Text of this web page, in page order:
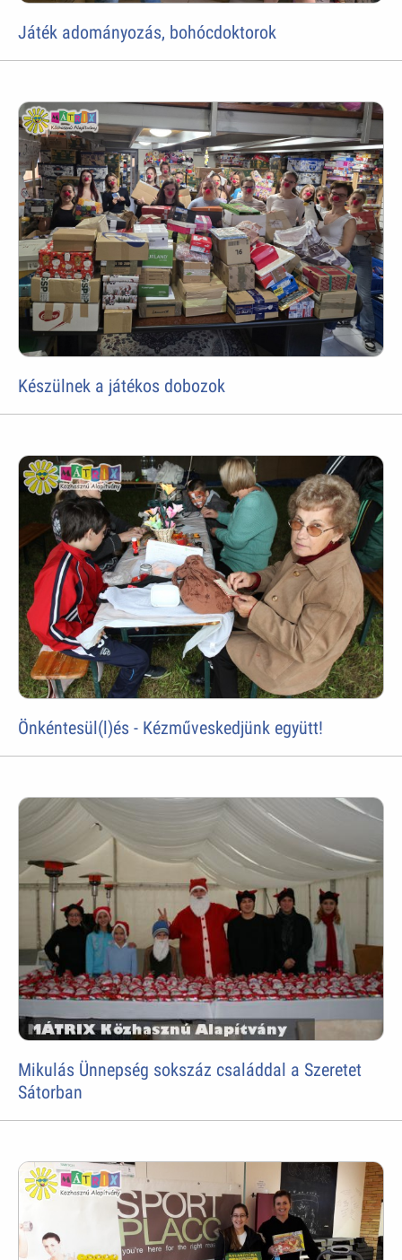
Játék adományozás, bohócdoktorok
Készülnek a játékos dobozok
Önkéntesül(l)és - Kézműveskedjünk együtt!
Mikulás Ünnepség sokszáz családdal a Szeretet
Sátorban